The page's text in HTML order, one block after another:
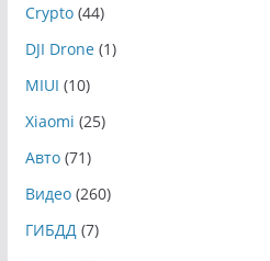
Crypto(44)
DJI Drone(1)
MIUI (10)
Xiaomi (25)
Авто(71)
Видео(260)
ГИБДД(7)